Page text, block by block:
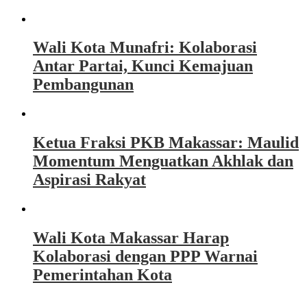
Wali Kota Munafri: Kolaborasi
Antar Partai, Kunci Kemajuan
Pembangunan
Ketua Fraksi PKB Makassar: Maulid
Momentum Menguatkan Akhlak dan
Aspirasi Rakyat
Wali Kota Makassar Harap
Kolaborasi dengan PPP Warnai
Pemerintahan Kota